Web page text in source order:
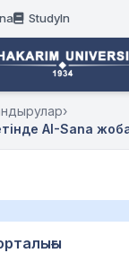
StudyIn
›
AI-Sana